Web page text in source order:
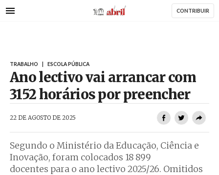
para
AbrilAbril CONTRIBUIR
TRABALHO ESCOLA PÚBLICA
Ano lectivo vai arrancar com
3152 horários por preencher
22 DE AGOSTO DE 2025
Segundo o Ministério da Educação, Ciência e
Inovação, foram colocados 18 899
docentes para o ano lectivo 2025/26. Omitidos